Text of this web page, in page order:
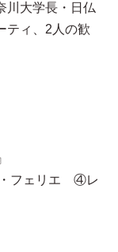
川大学長・日仏
ティ、2人の歓
フェリエ ④レ